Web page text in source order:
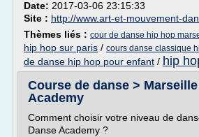
Date: 2017-03-06 23:15:33
Site : http://www.art-et-mouvement-
Thèmes liés : cour de danse hip hop
hip hop sur paris / cours danse classique
de danse hip hop pour enfant / hip
Course de danse >
Academy
Comment choisir votre niveau de
Danse Academy ?